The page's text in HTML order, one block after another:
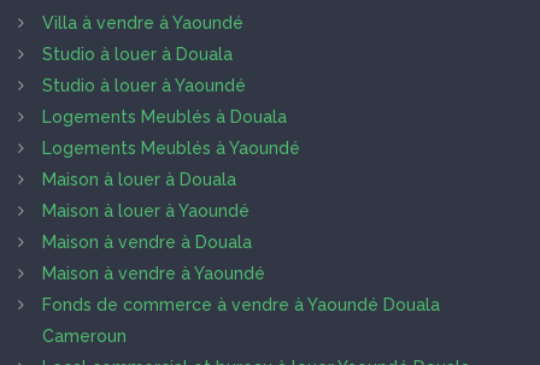
Villa à vendre à Yaoundé
Studio à louer à Douala
Studio à louer à Yaoundé
Logements Meublés à Douala
Logements Meublés à Yaoundé
Maison à louer à Douala
Maison à louer à Yaoundé
Maison à vendre à Douala
Maison à vendre à Yaoundé
Fonds de commerce à vendre à Yaoundé Douala
Cameroun